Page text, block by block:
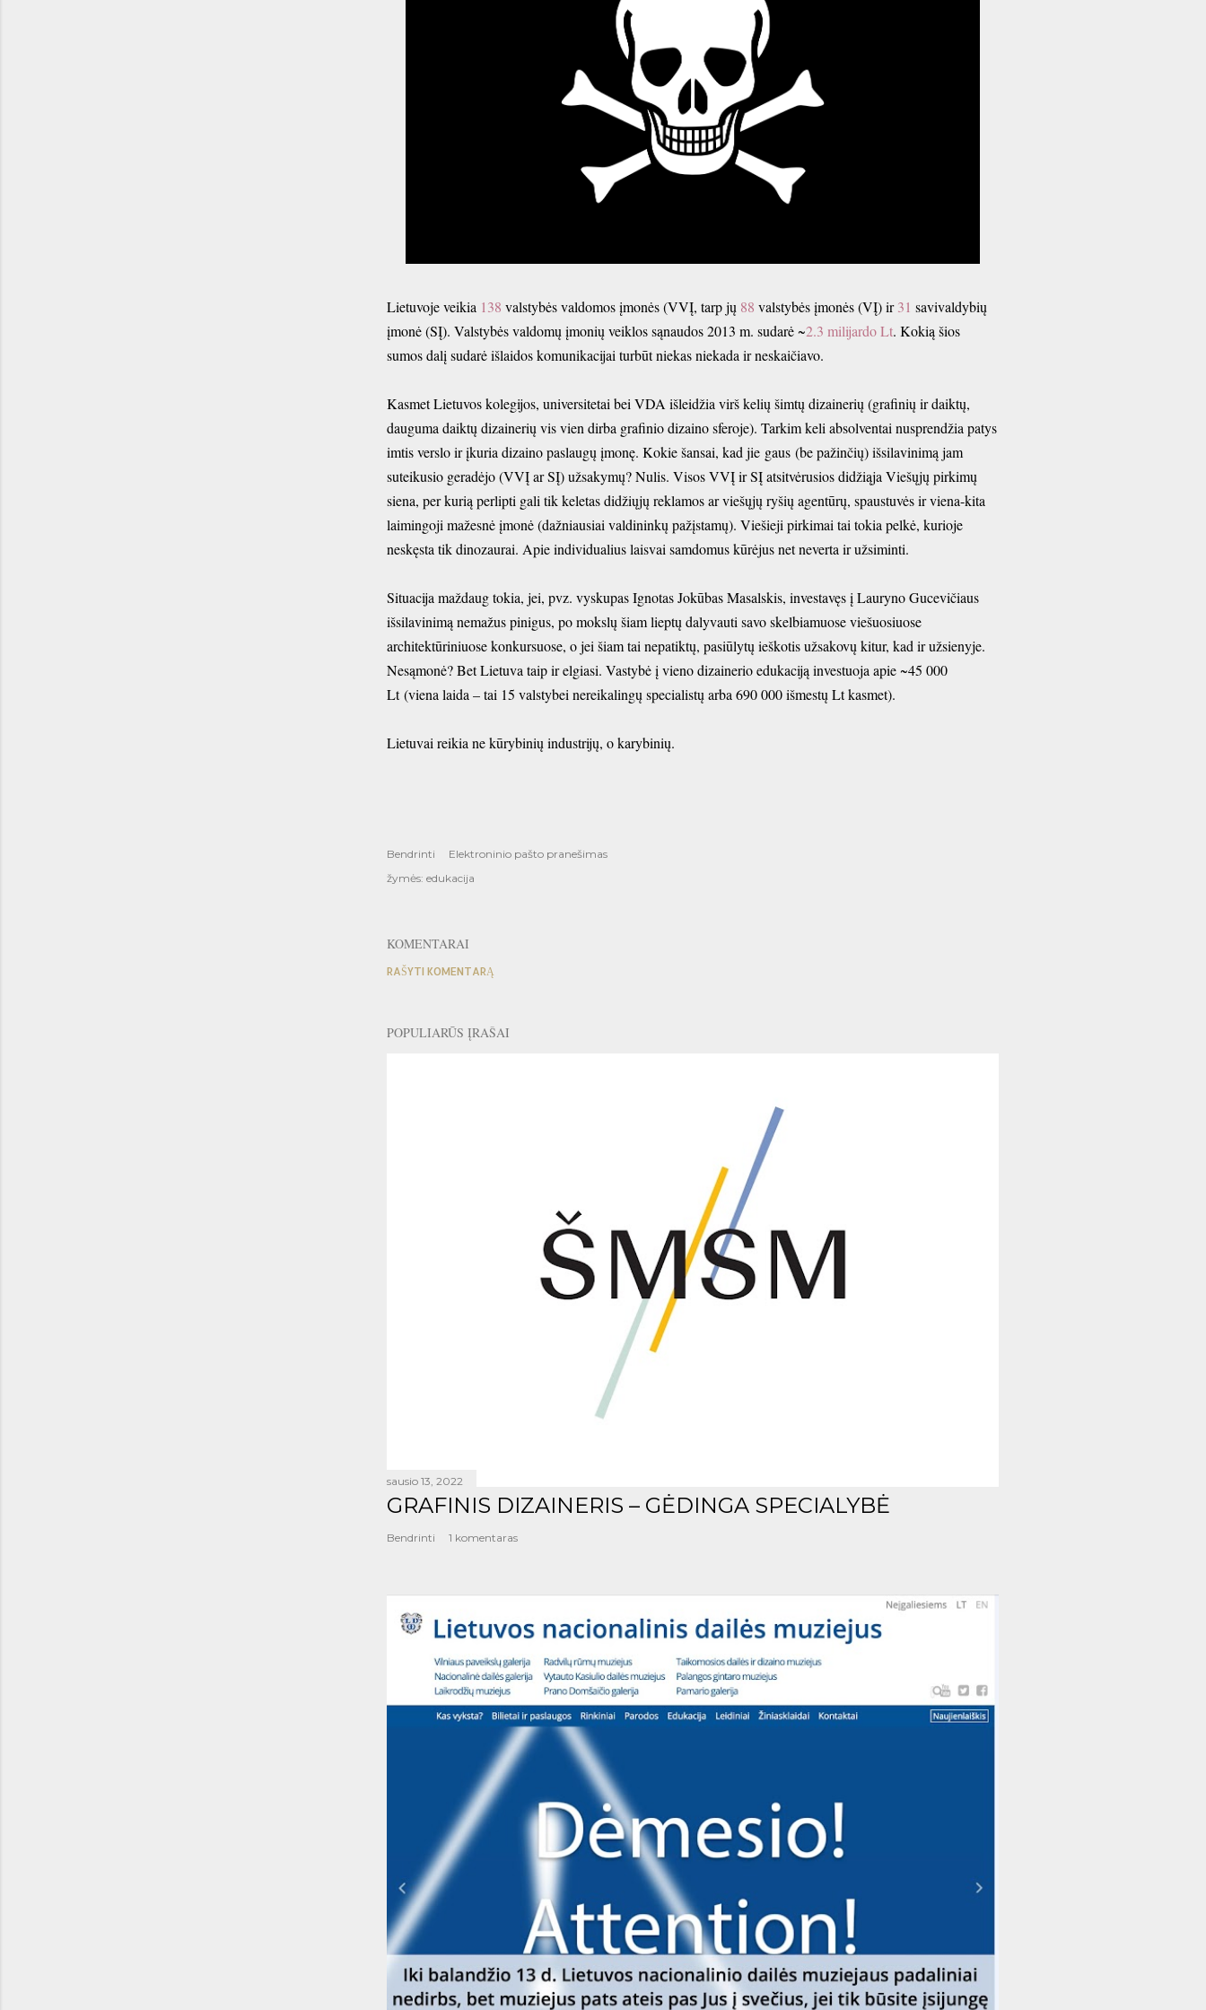
Lietuvoje veikia 138 valstybės valdomos įmonės (VVĮ, tarp jų 88 valstybės įmonės (VĮ) ir31 savivaldybių
įmonė (SĮ). Valstybės valdomų įmonių veiklos sąnaudos 2013 m. sudarė ~2.3 milijardo Lt. Kokią šios
sumos dalį sudarė išlaidos komunikacijai turbūt niekas niekada ir neskaičiavo.
Kasmet Lietuvos kolegijos, universitetai bei VDA išleidžia virš kelių šimtų dizainerių (grafinių ir daiktų,
dauguma daiktų dizainerių vis vien dirba grafinio dizaino sferoje). Tarkim keli absolventai nusprendžia patys
imtis verslo ir įkuria dizaino paslaugų įmonę. Kokie šansai, kad jie gaus (be pažinčių) išsilavinimą jam
suteikusio geradėjo (VVĮ ar SĮ) užsakymų? Nulis. Visos VVĮ ir SĮ atsitvėrusios didžiąja Viešųjų pirkimų
siena, per kurią perlipti gali tik keletas didžiųjų reklamos ar viešųjų ryšių agentūrų, spaustuvės ir viena-kita
laimingoji mažesnė įmonė (dažniausiai valdininkų pažįstamų). Viešieji pirkimai tai tokia pelkė, kurioje
neskęsta tik dinozaurai. Apie individualius laisvai samdomus kūrėjus net neverta ir užsiminti.
Situacija maždaug tokia, jei, pvz. vyskupas Ignotas Jokūbas Masalskis, investavęs į Lauryno Gucevičiaus
išsilavinimą nemažus pinigus, po mokslų šiam lieptų dalyvauti savo skelbiamuose viešuosiuose
architektūriniuose konkursuose, o jei šiam tai nepatiktų, pasiūlytų ieškotis užsakovų kitur, kad ir užsienyje.
Nesąmonė? Bet Lietuva taip ir elgiasi. Vastybė į vieno dizainerio edukaciją investuoja apie ~45 000
Lt(viena laida – tai 15 valstybei nereikalingų specialistų arba 690 000 išmestų Lt kasmet).
Lietuvai reikia ne kūrybinių industrijų, o karybinių.
Bendrinti
Elektroninio pašto pranešimas
žymės: edukacija
KOMENTARAI
RAŠYTI KOMENTARĄ
POPULIARŪS ĮRAŠAI
sausio 13, 2022
GRAFINIS DIZAINERIS – GĖDINGA SPECIALYBĖ
Bendrinti 1 komentaras